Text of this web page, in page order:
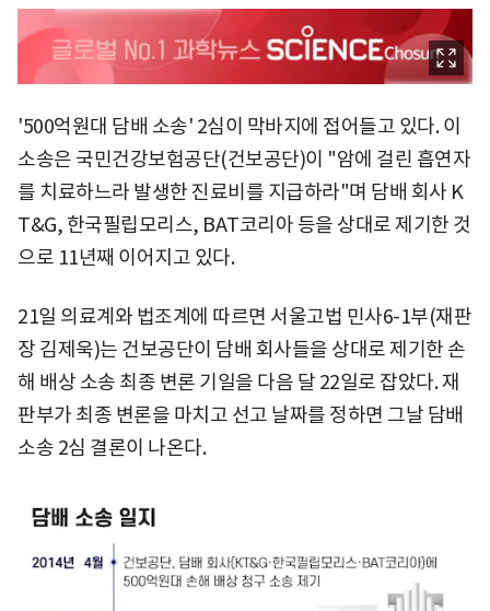
'500억원대 담배 소송' 2심이 막바지에 접어들고 있다. 이
소송은 국민건강보험공단(건보공단)이 "암에 걸린 흡연자
를 치료하느라 발생한 진료비를 지급하라"며 담배 회사 K
T&G, 한국필립모리스, BAT코리아 등을 상대로 제기한 것
으로 11년째 이어지고 있다.
21일 의료계와 법조계에 따르면 서울고법 민사6-1부(재판
장 김제욱)는 건보공단이 담배 회사들을 상대로 제기한 손
해 배상 소송 최종 변론 기일을 다음 달 22일로 잡았다. 재
판부가 최종 변론을 마치고 선고 날짜를 정하면 그날 담배
소송 2심 결론이 나온다.